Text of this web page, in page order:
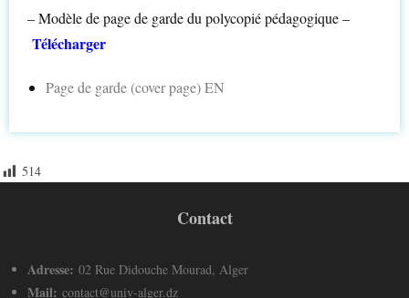
– Modèle de page de garde du polycopié pédagogique –
Télécharger
Page de garde (cover page) EN
514
Contact
Adresse: 02 Rue Didouche Mourad, Alger
Mail: contact@univ-alger.dz